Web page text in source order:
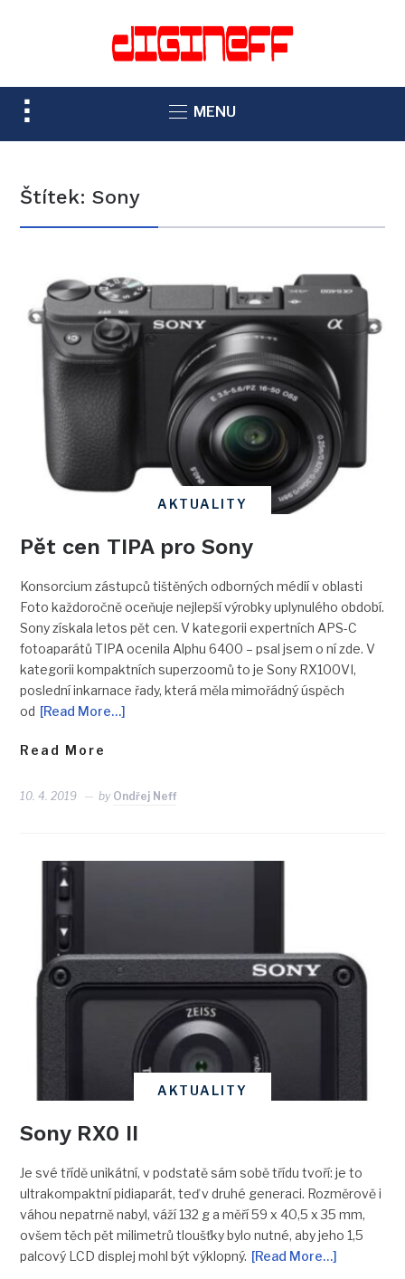
TOGGLE
SIDEBAR
NAVIGATION
MENU
Štítek:Sony
AKTUALITY
Pět cen TIPA pro Sony
Konsorcium zástupců tištěných odborných médií v oblasti
Foto každoročně oceňuje nejlepší výrobky uplynulého období.
Sony získala letos pět cen. V kategorii expertních APS-C
fotoaparátů TIPA ocenila Alphu 6400 – psal jsem o ní zde. V
kategorii kompaktních superzoomů to je Sony RX100VI,
poslední inkarnace řady, která měla mimořádný úspěch
od [Read More…]
Read More
10. 4. 2019 by Ondřej Neff
AKTUALITY
Sony RX0 II
Je své třídě unikátní, v podstatě sám sobě třídu tvoří: je to
ultrakompaktní pidiaparát, teď v druhé generaci. Rozměrově i
váhou nepatrně nabyl, váží 132 g a měří 59 x 40,5 x 35 mm,
ovšem těch pět milimetrů tloušťky bylo nutné, aby jeho 1,5
palcový LCD displej mohl být výklopný. [Read More…]